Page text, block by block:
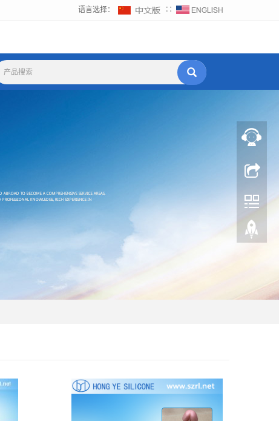
语言选择： ∷